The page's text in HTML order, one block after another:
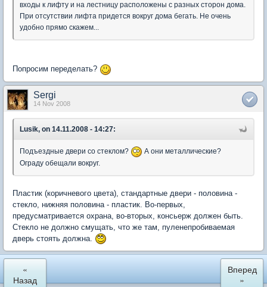
входы к лифту и на лестницу расположены с разных сторон дома.
При отсутствии лифта придется вокруг дома бегать. Не очень
удобно прямо скажем...
Попросим переделать?
Sergi
14 Nov 2008
Lusik, on 14.11.2008 - 14:27:
Подъездные двери со стеклом?
А они металлические?
Ограду обещали вокруг.
Пластик (коричневого цвета), стандартные двери - половина -
стекло, нижняя половина - пластик. Во-первых,
предусматривается охрана, во-вторых, консьерж должен быть.
Стекло не должно смущать, что же там, пуленепробиваемая
дверь стоять должна.
«
Назад
Вперед
»